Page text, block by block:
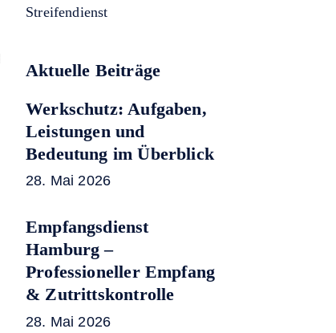
Streifendienst
Aktuelle Beiträge
Werkschutz: Aufgaben,
Leistungen und
Bedeutung im Überblick
28. Mai 2026
Empfangsdienst
Hamburg –
Professioneller Empfang
& Zutrittskontrolle
28. Mai 2026